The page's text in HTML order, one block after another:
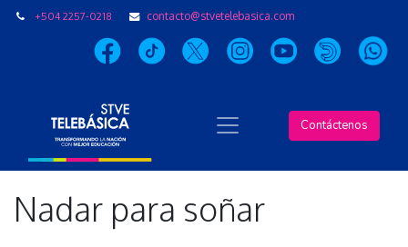
+504 2257-0218 contacto@stvetelebasica.com
Contáctenos
Nadar para soñar